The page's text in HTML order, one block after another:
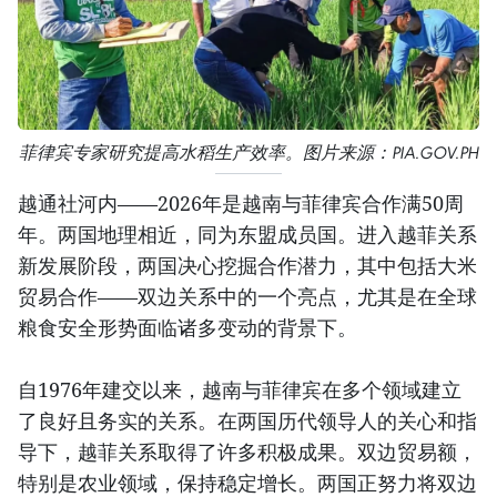
菲律宾专家研究提高水稻生产效率。图片来源：PIA.GOV.PH
越通社河内——2026年是越南与菲律宾合作满50周
年。两国地理相近，同为东盟成员国。进入越菲关系
新发展阶段，两国决心挖掘合作潜力，其中包括大米
贸易合作——双边关系中的一个亮点，尤其是在全球
粮食安全形势面临诸多变动的背景下。
自1976年建交以来，越南与菲律宾在多个领域建立
了良好且务实的关系。在两国历代领导人的关心和指
导下，越菲关系取得了许多积极成果。双边贸易额，
特别是农业领域，保持稳定增长。两国正努力将双边